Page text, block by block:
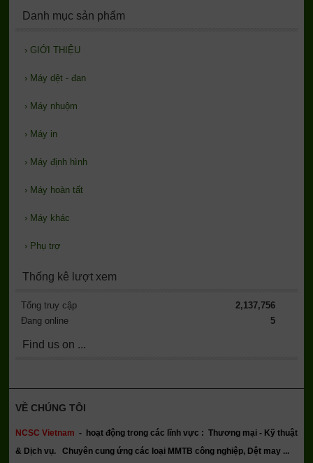
Danh mục sản phẩm
› GIỚI THIỆU
› Máy dệt - đan
› Máy nhuộm
› Máy in
› Máy định hình
› Máy hoàn tất
› Máy khác
› Phụ trợ
Thống kê lượt xem
Tổng truy cập
2,137,756
Đang online
5
Find us on ...
VỀ CHÚNG TÔI
NCSC Vietnam - hoạt động trong các lĩnh vực : Thương mại - Kỹ thuật
& Dịch vụ. Chuyên cung ứng các loại MMTB công nghiệp, Dệt may ...